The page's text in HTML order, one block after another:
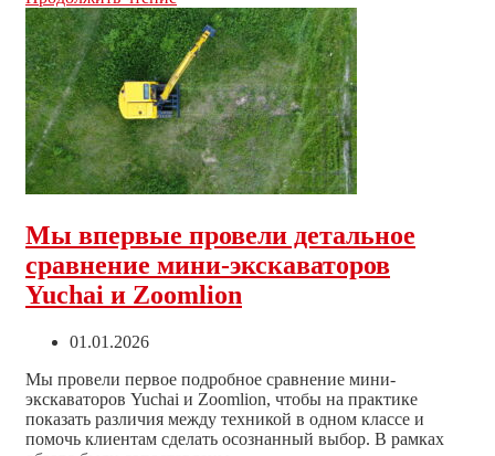
делится
опытом:
видео
отзыв
о
мини-
экскаваторе
YUCHAI
U35
появился
нашем
канале
Мы впервые провели детальное
сравнение мини-экскаваторов
Yuchai и Zoomlion
Запись
01.01.2026
Мы провели первое подробное сравнение мини-
экскаваторов Yuchai и Zoomlion, чтобы на практике
показать различия между техникой в одном классе и
помочь клиентам сделать осознанный выбор. В рамках